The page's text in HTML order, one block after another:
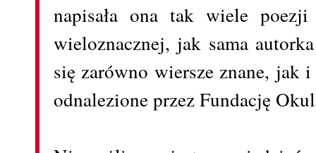
napisała ona tak wiele
wieloznacznej, jak sama
się zarówno wiersze znane, jak
odnalezione przez Fundację